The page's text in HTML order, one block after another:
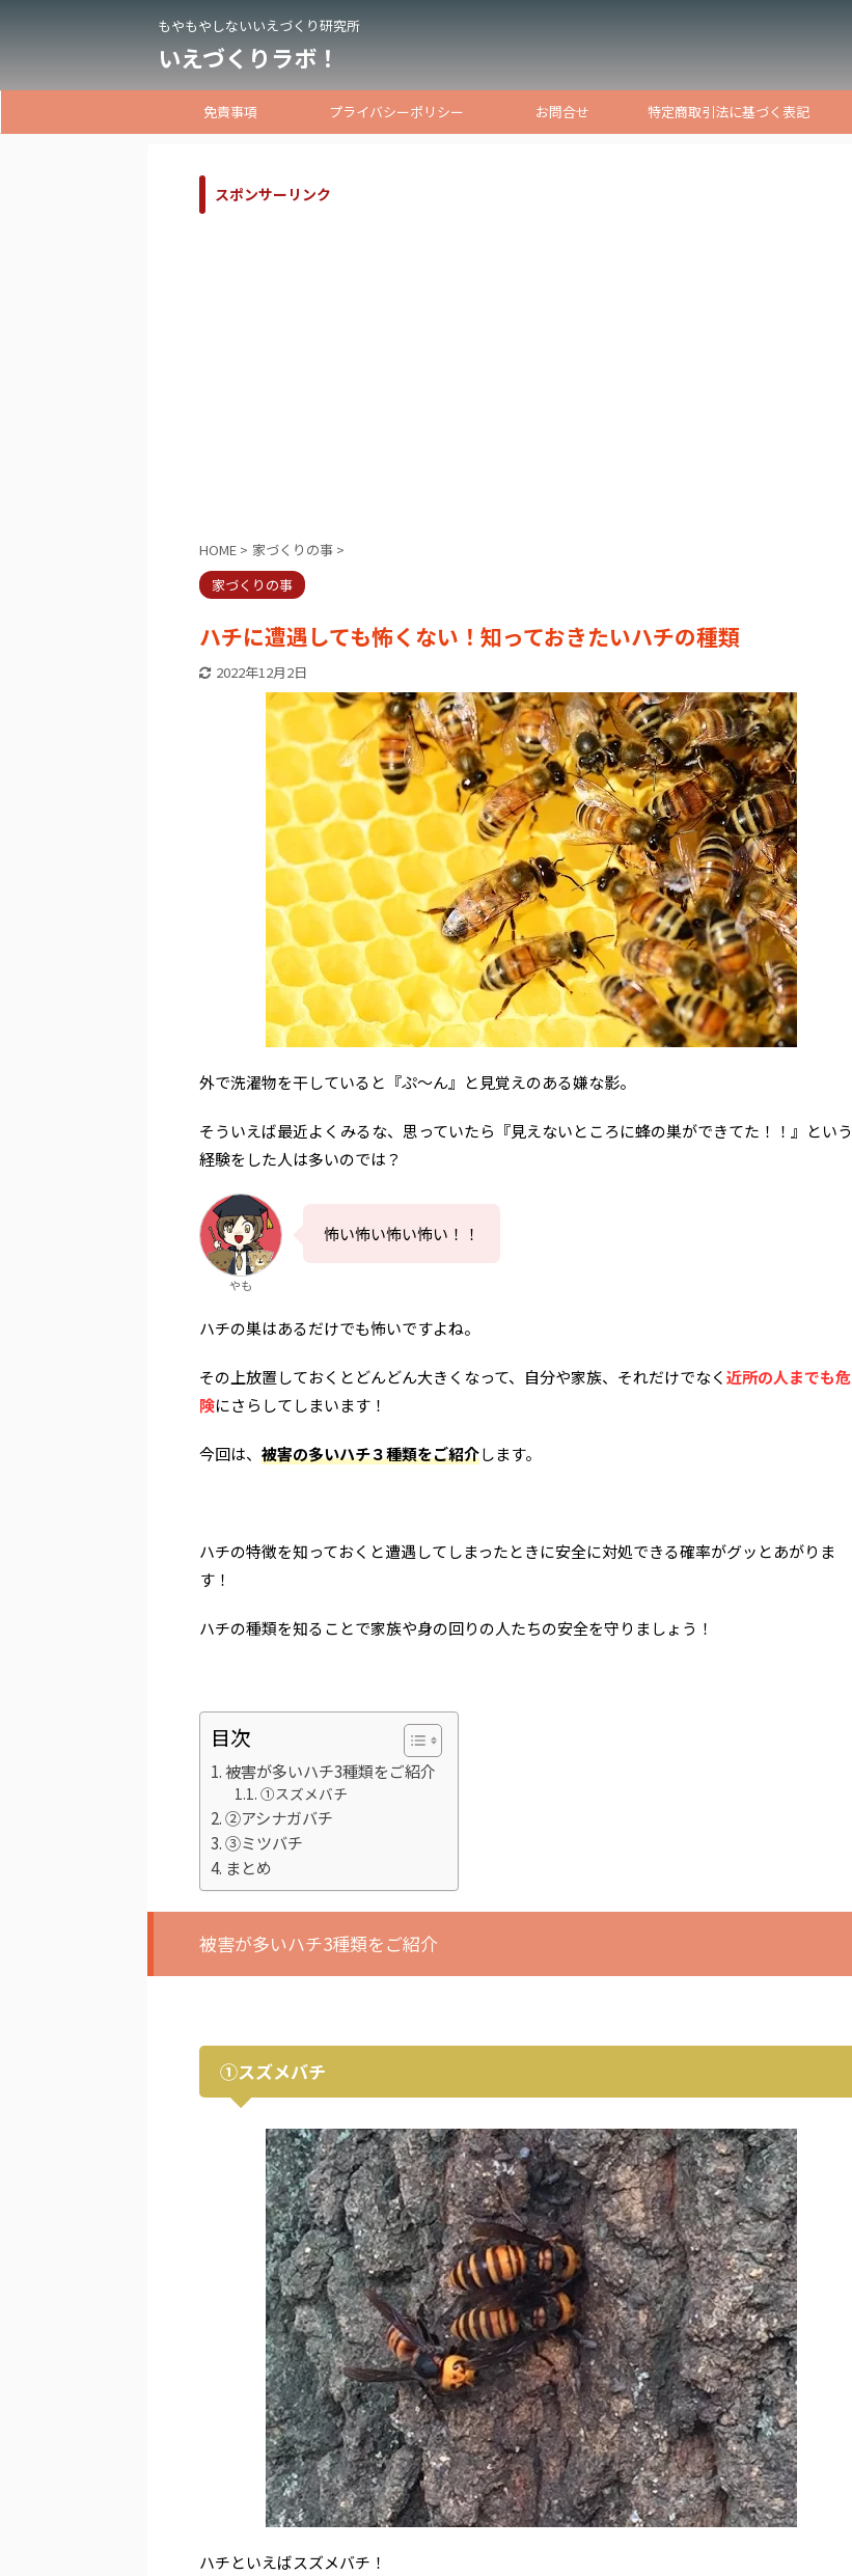
もやもやしないいえづくり研究所
いえづくりラボ！
免責事項 プライバシーポリシー お問合せ 特定商取引法に基づく表記
スポンサーリンク
HOME > 家づくりの事 >
家づくりの事
ハチに遭遇しても怖くない！知っておきたいハチの種類
2022年12月2日
外で洗濯物を干していると『ぷ〜ん』と見覚えのある嫌な影。
そういえば最近よくみるな、思っていたら『見えないところに蜂の巣ができてた！！』という
経験をした人は多いのでは？
やも
怖い怖い怖い怖い！！
ハチの巣はあるだけでも怖いですよね。
その上放置しておくとどんどん大きくなって、自分や家族、それだけでなく近所の人までも危
険にさらしてしまいます！
今回は、 被害の多いハチ３種類をご紹介します。
ハチの特徴を知っておくと遭遇してしまったときに安全に対処できる確率がグッとあがりま
す！
ハチの種類を知ることで家族や身の回りの人たちの安全を守りましょう！
目次
被害が多いハチ3種類をご紹介
①スズメバチ
②アシナガバチ
③ミツバチ
まとめ
被害が多いハチ3種類をご紹介
①スズメバチ
ハチといえばスズメバチ！